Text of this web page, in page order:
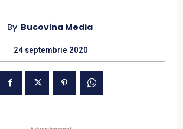
By Bucovina Media
24 septembrie 2020